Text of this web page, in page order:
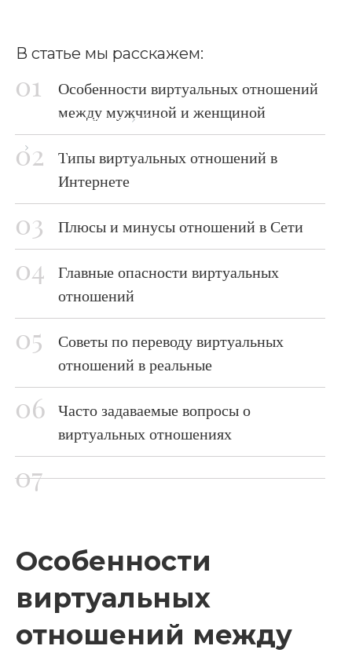
Главная страница
Блог
В статье мы расскажем:
Особенности виртуальных отношений
между мужчиной и женщиной
Типы виртуальных отношений в
Интернете
Плюсы и минусы отношений в Сети
Главные опасности виртуальных
отношений
Советы по переводу виртуальных
отношений в реальные
Часто задаваемые вопросы о
виртуальных отношениях
Особенности
виртуальных
отношений между